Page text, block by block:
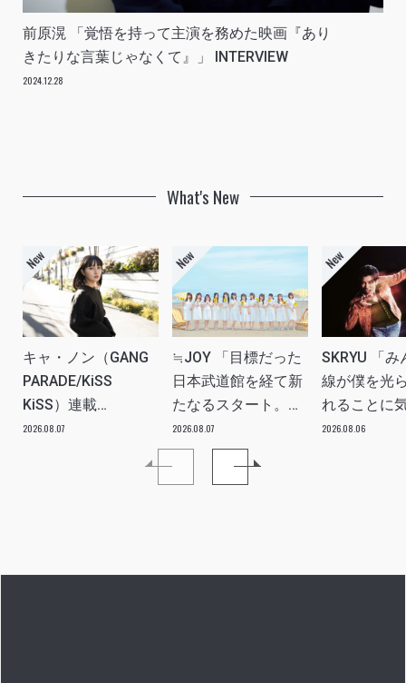
前原滉 「覚悟を持って主演を務めた映画『あり
きたりな言葉じゃなくて』」 INTERVIEW
2024.12.28
What's New
キャ・ノン（GANG
PARADE/KiSS
KiSS）連載
vol.113「読者からの
質問”のんちゃんはラ
2026.08.07
≒JOY 「目標だった
日本武道館を経て新
たなるスタート。
≒JOYにしかない魅
力を磨いていきた
2026.08.07
SKRYU 「み
線が僕を光
れることに
た」
2026.08.06